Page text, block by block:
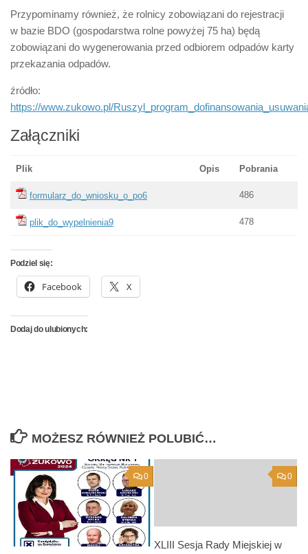
Przypominamy również, że rolnicy zobowiązani do rejestracji
w bazie BDO (gospodarstwa rolne powyżej 75 ha) będą
zobowiązani do wygenerowania przed odbiorem odpadów karty
przekazania odpadów.
źródło:
https://www.zukowo.pl/
Załączniki
Plik Opis Pobrania
formularz_do_wniosku_o_po6 486
plik_do_wypelnienia9 478
Podziel się:
Facebook X
Dodaj do ulubionych:
MOŻESZ RÓWNIEŻ POLUBIĆ…
0 0
XLIII Sesja Rady Miejskiej w